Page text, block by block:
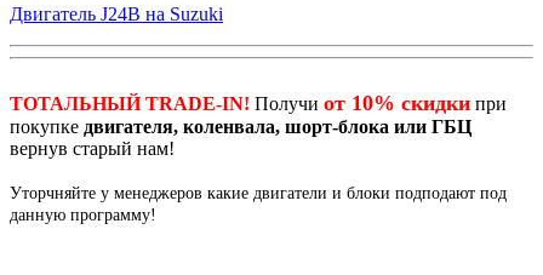
Двигатель J24B на Suzuki
ТОТАЛЬНЫЙ TRADE-IN! Получи от 10% скидки при
покупке двигателя, коленвала, шорт-блока или ГБЦ
вернув старый нам!
Уторчняйте у менеджеров какие двигатели и блоки подподают под
данную программу!